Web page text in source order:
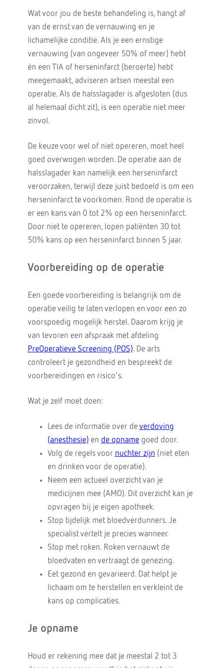
Wat voor jou de beste behandeling is, hangt af
van de ernst van de vernauwing en je
lichamelijke conditie. Als je een ernstige
vernauwing (van ongeveer 50% of meer) hebt
én een TIA of herseninfarct (beroerte) hebt
meegemaakt, adviseren artsen meestal een
operatie. Als de halsslagader is afgesloten (dus
al helemaal dicht zit), is een operatie niet meer
zinvol.
De keuze voor wel of niet opereren, moet heel
goed overwogen worden. De operatie aan de
halsslagader kan namelijk een herseninfarct
veroorzaken, terwijl deze juist bedoeld is om een
herseninfarct te voorkomen. Rond de operatie is
er een kans van 0 tot 2% op een herseninfarct.
Door niet te opereren, lopen patiënten 30 tot
50% kans op een herseninfarct binnen 5 jaar.
Voorbereiding op de operatie
Een goede voorbereiding is belangrijk om de
operatie veilig te laten verlopen en voor een zo
voorspoedig mogelijk herstel. Daarom krijg je
van tevoren een afspraak met afdeling
PreOperatieve Screening (POS). De arts
controleert je gezondheid en bespreekt de
voorbereidingen en risico's.
Wat je zelf moet doen:
Lees de informatie over deverdoving
(anesthesie)en de opnamegoed door.
Volg de regels voor nuchter zijn (niet eten
en drinken voor de operatie).
Neem een actueel overzicht van je
medicijnen mee (AMO). Dit overzicht kan je
opvragen bij je eigen apotheek.
Stop tijdelijk met bloedverdunners. Je
specialist vertelt je precies wanneer.
Stop met roken. Roken vernauwt de
bloedvaten en vertraagt de genezing.
Eet gezond en gevarieerd. Dat helpt je
lichaam om te herstellen en verkleint de
kans op complicaties.
Je opname
Houd er rekening mee dat je meestal 2 tot 3